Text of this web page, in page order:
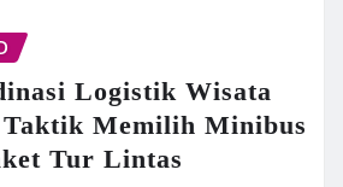
Logistik Wisata
Taktik Memilih Minibus
Tur Lintas